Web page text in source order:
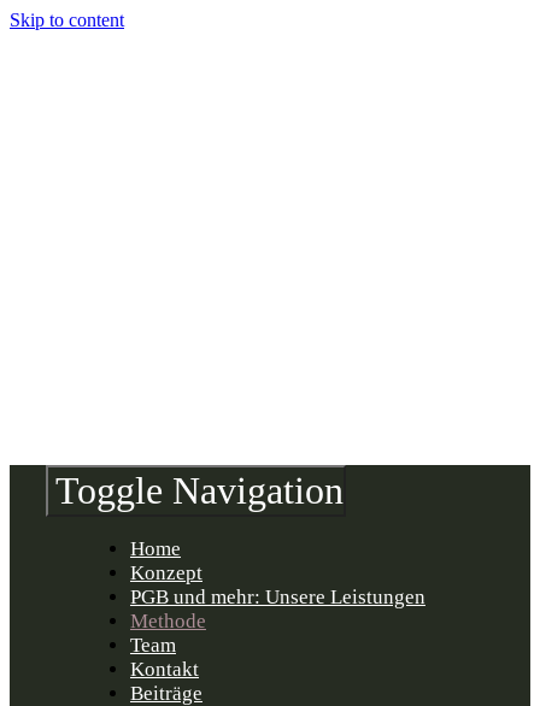
Skip to content
Toggle Navigation
Home
Konzept
PGB und mehr: Unsere Leistungen
Methode
Team
Kontakt
Beiträge